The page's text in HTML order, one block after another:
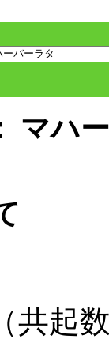
マハ
共起